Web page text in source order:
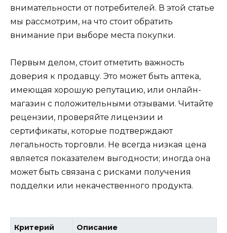
внимательности от потребителей. В этой статье
мы рассмотрим, на что стоит обратить
внимание при выборе места покупки.
Первым делом, стоит отметить важность
доверия к продавцу. Это может быть аптека,
имеющая хорошую репутацию, или онлайн-
магазин с положительными отзывами. Читайте
рецензии, проверяйте лицензии и
сертификаты, которые подтверждают
легальность торговли. Не всегда низкая цена
является показателем выгодности; иногда она
может быть связана с рисками получения
подделки или некачественного продукта.
Критерий Описание